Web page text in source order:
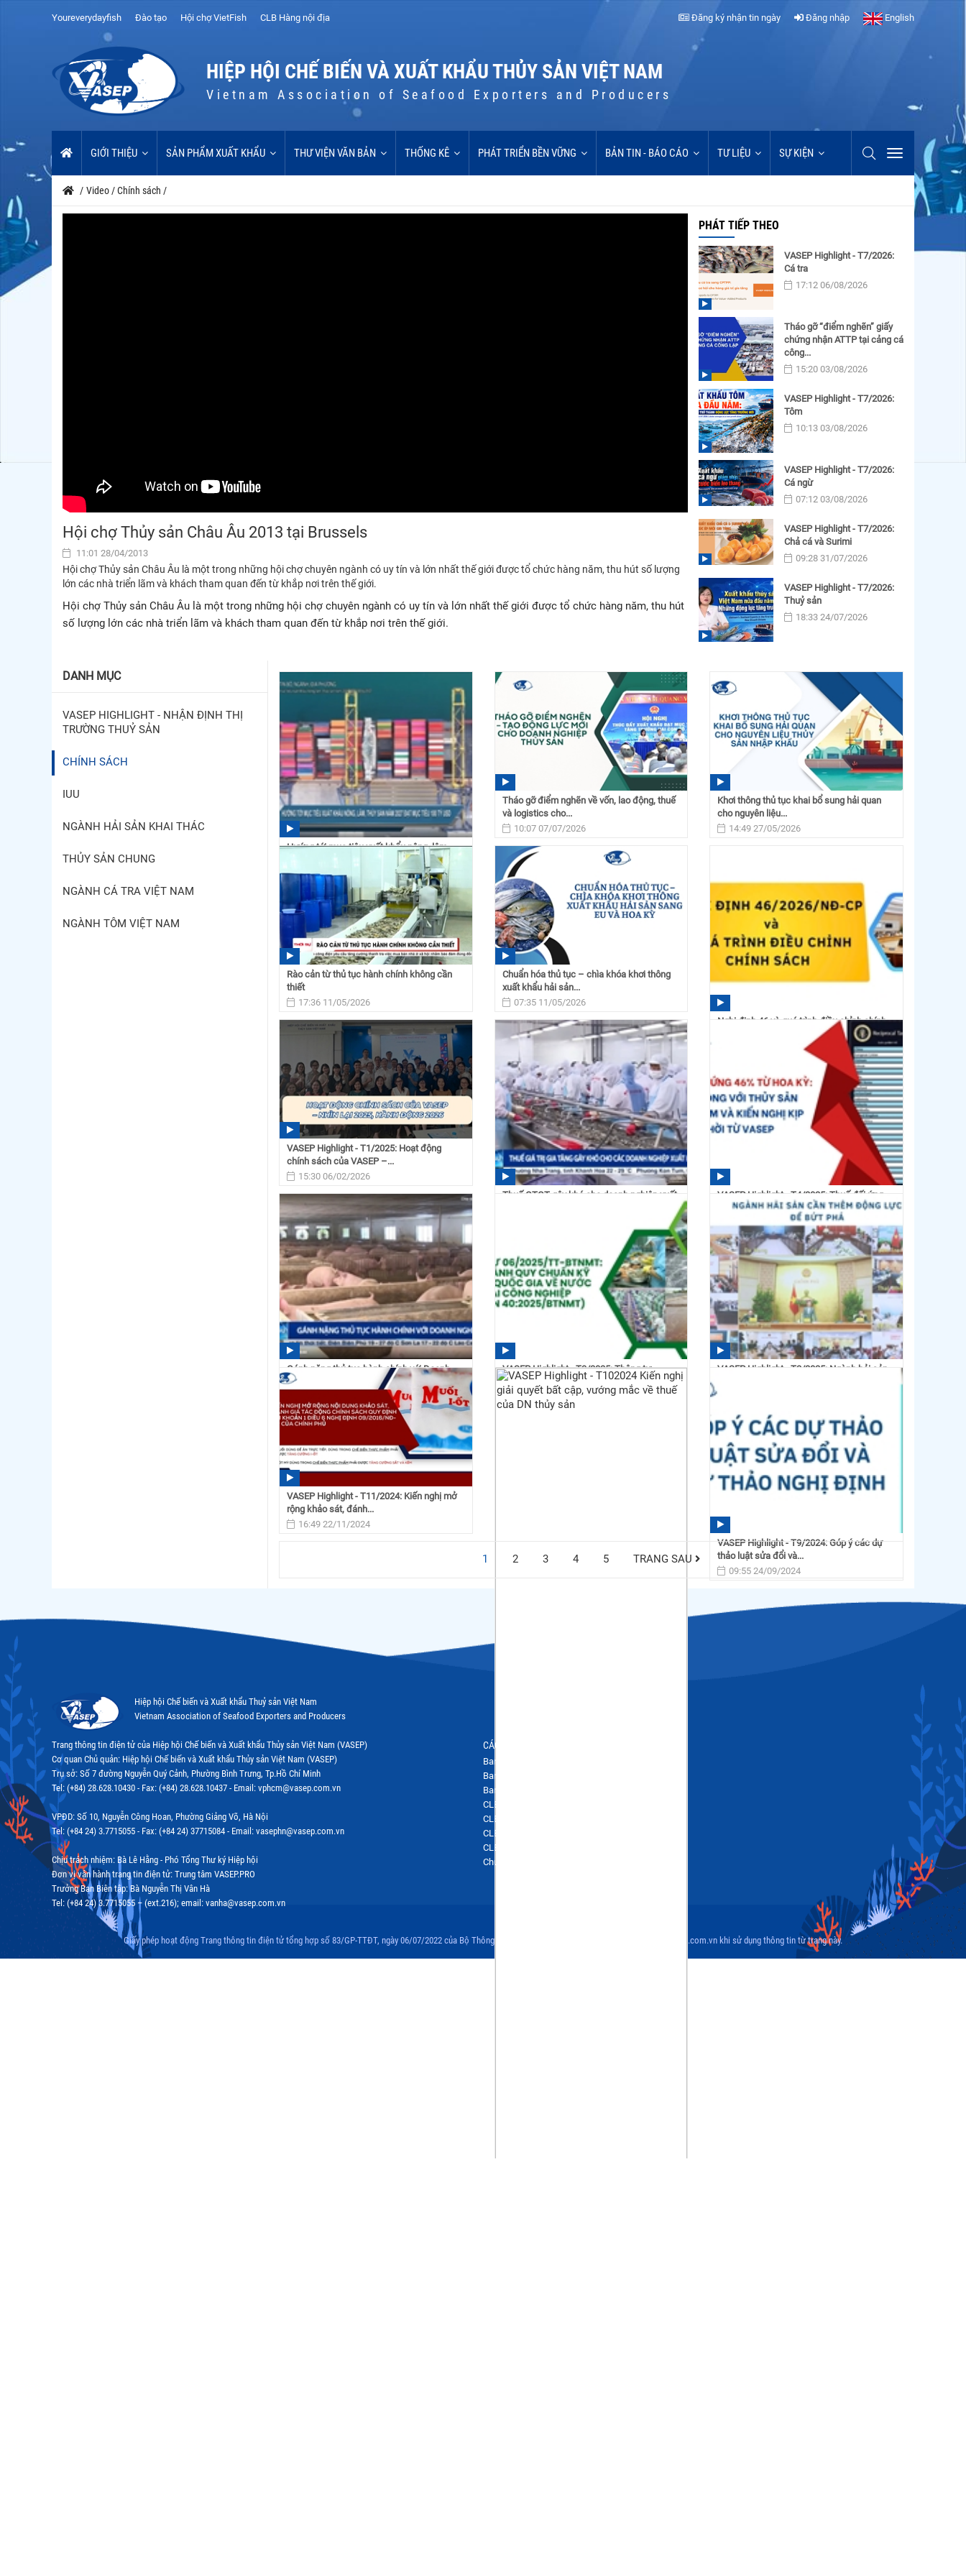
Youreverydayfish Đào tạo Hội chợ VietFish CLB Hàng nội địa Đăng ký nhận tin ngày Đăng nhập English
HIỆP HỘI CHẾ BIẾN VÀ XUẤT KHẨU THỦY SẢN VIỆT NAM
Vietnam Association of Seafood Exporters and Producers
GIỚI THIỆU SẢN PHẨM XUẤT KHẨU THƯ VIỆN VĂN BẢN THỐNG KÊ PHÁT TRIỂN BỀN VỮNG BẢN TIN - BÁO CÁO TƯ LIỆU SỰ KIỆN
/ Video /Chính sách /
Hội chợ Thủy sản Châu Âu 2013 tại Brussels
11:01 28/04/2013
Hội chợ Thủy sản Châu Âu là một trong những hội chợ chuyên ngành có uy tín và lớn nhất thế giới được tổ chức hàng năm, thu hút số lượng
lớn các nhà triển lãm và khách tham quan đến từ khắp nơi trên thế giới.
Hội chợ Thủy sản Châu Âu là một trong những hội chợ chuyên ngành có uy tín và lớn nhất thế giới được tổ chức hàng năm, thu hút
số lượng lớn các nhà triển lãm và khách tham quan đến từ khắp nơi trên thế giới.
PHÁT TIẾP THEO
VASEP Highlight - T7/2026:
Cá tra
17:12 06/08/2026
Tháo gỡ “điểm nghẽn” giấy
chứng nhận ATTP tại cảng cá
công...
15:20 03/08/2026
VASEP Highlight - T7/2026:
Tôm
10:13 03/08/2026
VASEP Highlight - T7/2026:
Cá ngừ
07:12 03/08/2026
VASEP Highlight - T7/2026:
Chả cá và Surimi
09:28 31/07/2026
VASEP Highlight - T7/2026:
Thuỷ sản
18:33 24/07/2026
DANH MỤC
VASEP HIGHLIGHT - NHẬN ĐỊNH THỊ
TRƯỜNG THUỶ SẢN
CHÍNH SÁCH
IUU
NGÀNH HẢI SẢN KHAI THÁC
THỦY SẢN CHUNG
NGÀNH CÁ TRA VIỆT NAM
NGÀNH TÔM VIỆT NAM
Hướng tới mục tiêu xuất khẩu nông, lâm,
thủy sản năm 2027...
16:20 10/07/2026
Tháo gỡ điểm nghẽn về vốn, lao động, thuế
và logistics cho...
10:07 07/07/2026
Khơi thông thủ tục khai bổ sung hải quan
cho nguyên liệu...
14:49 27/05/2026
Rào cản từ thủ tục hành chính không cần
thiết
17:36 11/05/2026
Chuẩn hóa thủ tục – chìa khóa khơi thông
xuất khẩu hải sản...
07:35 11/05/2026
Nghị định 46 và quá trình điều chỉnh chính
VASEP Highlight - T1/2025: Hoạt động
chính sách của VASEP –...
15:30 06/02/2026
Thuế GTGT gây khó cho doanh nghiệp xuất
VASEP Highlight - T4/2025: Thuế đối ứng
46% từ Mỹ - Tác động...
17:05 29/04/2025
Gánh nặng thủ tục hành chính với Doanh
nghiệp
VASEP Highlight - T3/2025: Thông tư
06/2025/TT-BTNMT - ban...
10:00 17/03/2025
VASEP Highlight - T2/2025: Ngành hải sản
VASEP Highlight - T11/2024: Kiến nghị mở
rộng khảo sát, đánh...
16:49 22/11/2024
VASEP Highlight - T9/2024: Góp ý các dự
thảo luật sửa đổi và...
09:55 24/09/2024
1 2 3 4 5 TRANG SAU
Hiệp hội Chế biến và Xuất khẩu Thuỷ sản Việt Nam
Vietnam Association of Seafood Exporters and Producers
Trang thông tin điện tử của Hiệp hội Chế biến và Xuất khẩu Thủy sản Việt Nam (VASEP)
Cơ quan Chủ quản: Hiệp hội Chế biến và Xuất khẩu Thủy sản Việt Nam (VASEP)
Trụ sở: Số 7 đường Nguyễn Quý Cảnh, Phường Bình Trưng, Tp.Hồ Chí Minh
Tel: (+84) 28.628.10430 - Fax: (+84) 28.628.10437 - Email: vphcm@vasep.com.vn
VPĐD: Số 10, Nguyễn Công Hoan, Phường Giảng Võ, Hà Nội
Tel: (+84 24) 3.7715055 - Fax: (+84 24) 37715084 - Email: vasephn@vasep.com.vn
Chịu trách nhiệm: Bà Lê Hằng - Phó Tổng Thư ký Hiệp hội
Đơn vị vận hành trang tin điện tử: Trung tâm VASEP.PRO
Trưởng Ban Biên tập: Bà Nguyễn Thị Vân Hà
Tel: (+84 24) 3.7715055 – (ext.216); email: vanha@vasep.com.vn
CÁC BAN NGÀNH HÀNG
Ban ngành hàng Tôm
Ban ngành hàng Cá nước ngọt
Ban ngành hàng Hải sản
CLB Cá Ngừ
CLB Bột cá & Surimi
CLB Hàng nội địa
CLB Ghẹ
Chương trình IUU
Giấy phép hoạt động Trang thông tin điện tử tổng hợp số 83/GP-TTĐT, ngày 06/07/2022 của Bộ Thông tin và Truyền thông. Đề nghị ghi rõ nguồn www.vasep.com.vn khi sử dụng thông tin từ trang này.